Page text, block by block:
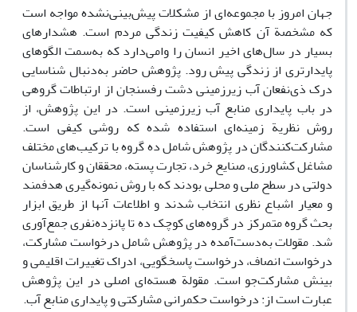
جهان امروز با مجموعه‌ای از مشکلات پیش‌بینی‌نشده مواجه است
که مشخصة آن کاهش کیفیت زندگی مردم است. هشدارهای
بسیار در سال‌های اخیر انسان را وامی‌دارد که به‌سمت الگوهای
پایدارتری از زندگی پیش رود. پژوهش حاضر به‌دنبال شناسایی
درک ذی‌نفعان آب زیرزمینی دشت رفسنجان از ارتباطات گروهی
در باب پایداری منابع آب زیرزمینی است. در این پژوهش، از
روش نظریة زمینه‌ای استفاده شده که روشی کیفی است.
مشارکت‌کنندگان در پژوهش شامل ده گروه با ترکیب‌های مختلف
مشاغل کشاورزی، صنایع خرد، تجارت پسته، محققان و کارشناسان
دولتی در سطح ملی و محلی بودند که با روش نمونه‌گیری هدفمند
و معیار اشباع نظری انتخاب شدند و اطلاعات آنها از طریق ابزار
بحث گروه متمرکز در گروه‌های کوچک ده تا پانزده‌نفری جمع‌آوری
شد. مقولات به‌دست‌آمده در پژوهش شامل درخواست مشارکت،
درخواست انصاف، درخواست پاسخگویی، ادراک تغییرات اقلیمی و
بینش مشارکت‌جو است. مقولة هسته‌ای اصلی در این پژوهش
عبارت است از: درخواست حکمرانی مشارکتی و پایداری منابع آب.